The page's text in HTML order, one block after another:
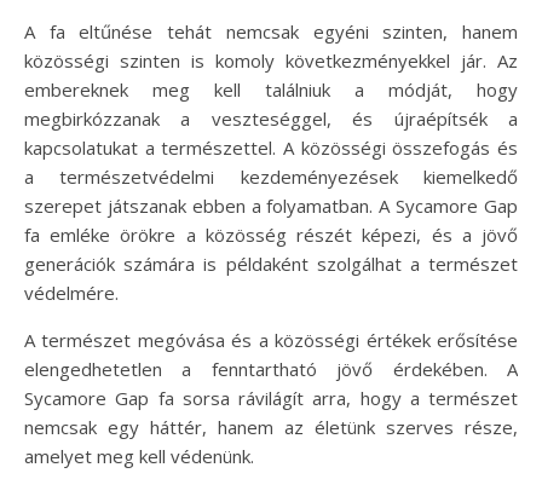
A fa eltűnése tehát nemcsak egyéni szinten, hanem
közösségi szinten is komoly következményekkel jár. Az
embereknek meg kell találniuk a módját, hogy
megbirkózzanak a veszteséggel, és újraépítsék a
kapcsolatukat a természettel. A közösségi összefogás és
a természetvédelmi kezdeményezések kiemelkedő
szerepet játszanak ebben a folyamatban. A Sycamore Gap
fa emléke örökre a közösség részét képezi, és a jövő
generációk számára is példaként szolgálhat a természet
védelmére.
A természet megóvása és a közösségi értékek erősítése
elengedhetetlen a fenntartható jövő érdekében. A
Sycamore Gap fa sorsa rávilágít arra, hogy a természet
nemcsak egy háttér, hanem az életünk szerves része,
amelyet meg kell védenünk.